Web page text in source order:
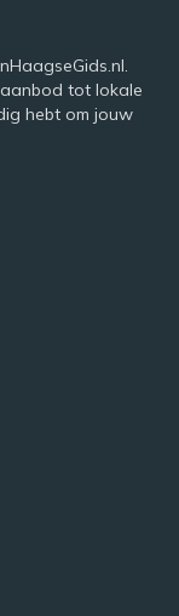
tot lokale
hebt om jouw